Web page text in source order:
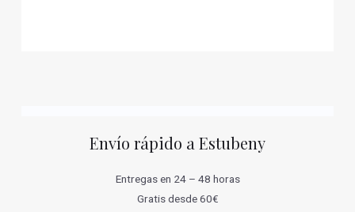
Envío rápido a Estubeny
Entregas en 24 – 48 horas
Gratis desde 60€